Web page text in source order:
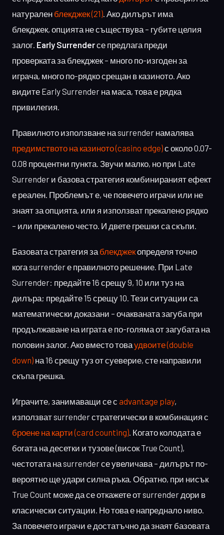
натурален блекджек (21) . Ако дилърът има
блекджек, опцията не съществува – губите целия
залог. Early Surrenderсе предлага преди
проверката за блекджек – много по-изгоден за
играча, много по-рядко срещан в казиното. Ако
видите Early Surrender на маса, това е рядка
привилегия.
Правилното използване на surrender намалява
предимството на казиното (casino edge)с около 0.07-
0.08 процентни пункта. Звучи малко, но при Late
Surrender и базова стратегия комбинираният ефект
е реален. Проблемът е, че повечето играчи или не
знаят за опцията, или я използват прекалено рядко
– или прекалено често. И двете грешки са скъпи.
Базовата стратегия за блекджекопределя точно
кога surrender е правилното решение. При Late
Surrender: предайте 16 срещу 9, 10 или туз на
дилъра; предайте 15 срещу 10. Тези ситуации са
математически доказани – очакваната загуба при
продължаване на играта е по-голяма от загубата на
половин залог. Ако вместо товаудвоите (double
down) на 16 срещу туз от суеверие, сте направили
скъпа грешка.
Играчите, занимаващи се с advantage play,
използват surrender стратегически в комбинация с
броене на карти (card counting) . Когато колодата е
богата на десетки и тузове (висок True Count),
честотата на surrender се увеличава – дилърът по-
вероятно ще удари силна ръка. Обратно, при нисък
True Count може да се откажете от surrender дори в
класически ситуации. Но това е напреднало ниво.
За повечето играчи е достатъчно да знаят базовата